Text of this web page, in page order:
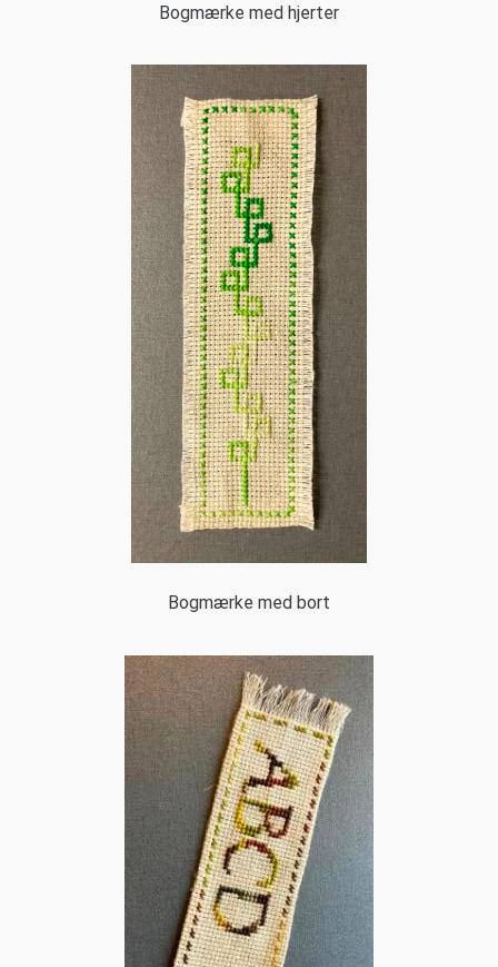
Bogmærke med hjerter
Bogmærke med bort